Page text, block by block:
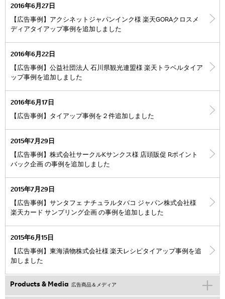
2016年6月27日
【広告事例】アクシネットジャパンインク様 楽天GORAクロスメ
ディアタイアップ事例を追加しました
2016年6月22日
【広告事例】公益社団法人 石川県観光連盟様 楽天トラベルタイア
ップ事例を追加しました
2016年6月17日
【広告事例】タイアップ事例を２件追加しました
2015年7月29日
【広告事例】株式会社サークルKサンクス様 店頭販促 Rポイント
バック企画 の事例を追加しました
2015年7月29日
【広告事例】サンタフェ ナチュラルタバコ ジャパン株式会社様
楽天カード サンプリング企画 の事例を追加しました
2015年6月15日
【広告事例】東海漬物株式会社様 楽天レシピタイアップ事例を追
加しました
Products & Media 広告商品＆メディア